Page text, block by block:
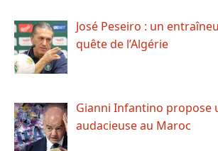
José Peseiro : un
quête de l’Algérie
Gianni Infantino propose
audacieuse au Maroc